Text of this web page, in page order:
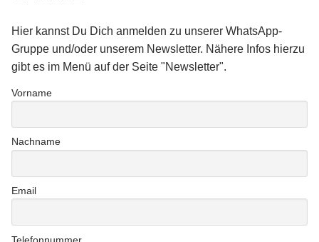
Hier kannst Du Dich anmelden zu unserer WhatsApp-
Gruppe und/oder unserem Newsletter. Nähere Infos hierzu
gibt es im Menü auf der Seite "Newsletter".
Vorname
Nachname
Email
Telefonnummer